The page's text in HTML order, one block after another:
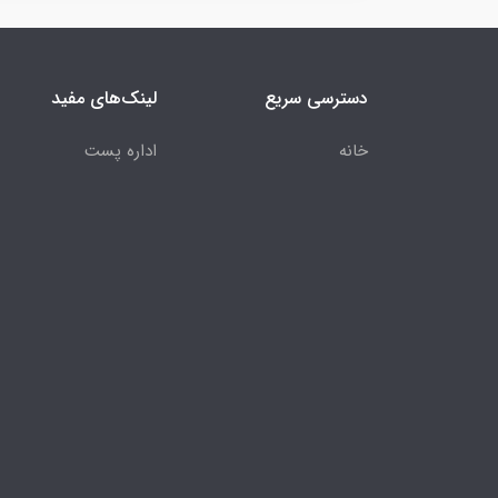
دسترسی سریع
خانه
لینک‌های مفید
اداره پست